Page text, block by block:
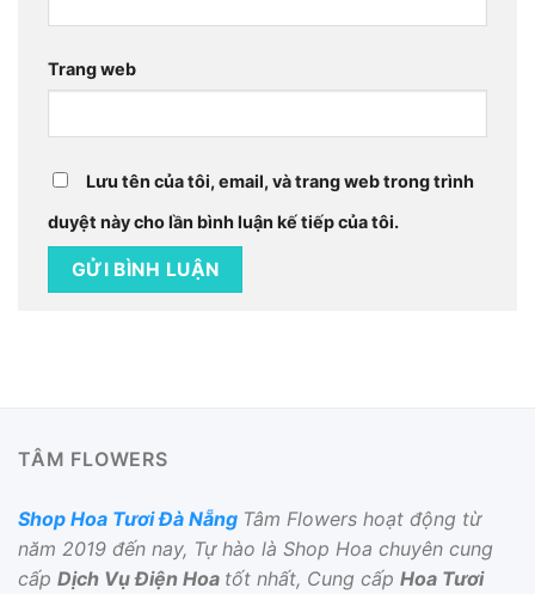
Trang web
Lưu tên của tôi, email, và trang web trong trình
duyệt này cho lần bình luận kế tiếp của tôi.
TÂM FLOWERS
Shop Hoa Tươi Đà Nẵng Tâm Flowers hoạt động từ
năm 2019 đến nay, Tự hào là Shop Hoa chuyên cung
cấp Dịch Vụ Điện Hoa tốt nhất, Cung cấp Hoa Tươi